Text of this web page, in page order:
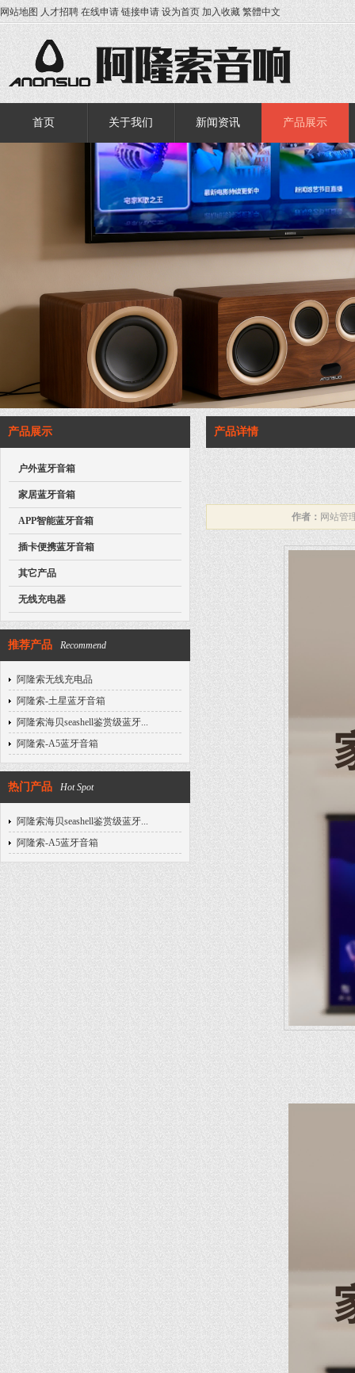
网站地图 人才招聘 在线申请 链接申请 设为首页 加入收藏 繁體中文
首页 关于我们 新闻资讯 产品展示
产品展示
户外蓝牙音箱
家居蓝牙音箱
APP智能蓝牙音箱
插卡便携蓝牙音箱
其它产品
无线充电器
推荐产品 Recommend
阿隆索无线充电品
阿隆索-土星蓝牙音箱
阿隆索海贝seashell鉴赏级蓝牙...
阿隆索-A5蓝牙音箱
热门产品 Hot Spot
阿隆索海贝seashell鉴赏级蓝牙...
阿隆索-A5蓝牙音箱
产品详情
作者： 网站